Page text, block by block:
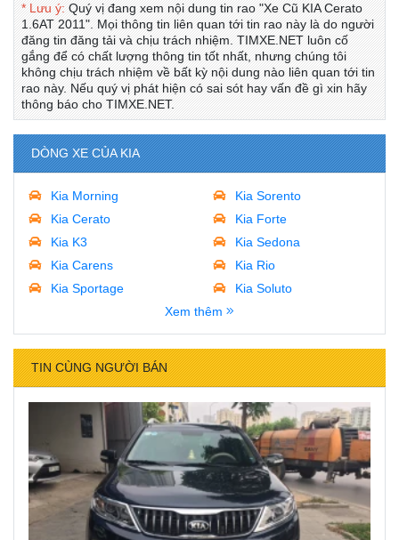
* Lưu ý:Quý vị đang xem nội dung tin rao "Xe Cũ KIA Cerato
1.6AT 2011". Mọi thông tin liên quan tới tin rao này là do người
đăng tin đăng tải và chịu trách nhiệm. TIMXE.NET luôn cố
gắng để có chất lượng thông tin tốt nhất, nhưng chúng tôi
không chịu trách nhiệm về bất kỳ nội dung nào liên quan tới tin
rao này. Nếu quý vị phát hiện có sai sót hay vấn đề gì xin hãy
thông báo cho TIMXE.NET.
DÒNG XE CỦA KIA
Kia Morning
Kia Sorento
Kia Cerato
Kia Forte
Kia K3
Kia Sedona
Kia Carens
Kia Rio
Kia Sportage
Kia Soluto
Xem thêm
TIN CÙNG NGƯỜI BÁN